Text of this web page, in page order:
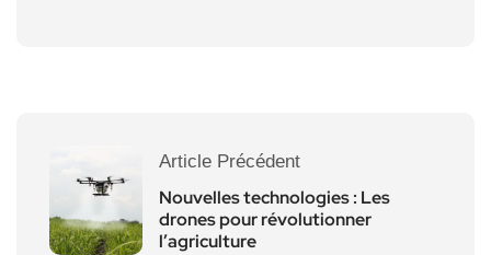
Article Précédent
Nouvelles technologies : Les
drones pour révolutionner
l’agriculture